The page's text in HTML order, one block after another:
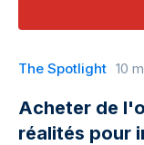
The Spotlight 10
Acheter de
réalités pour